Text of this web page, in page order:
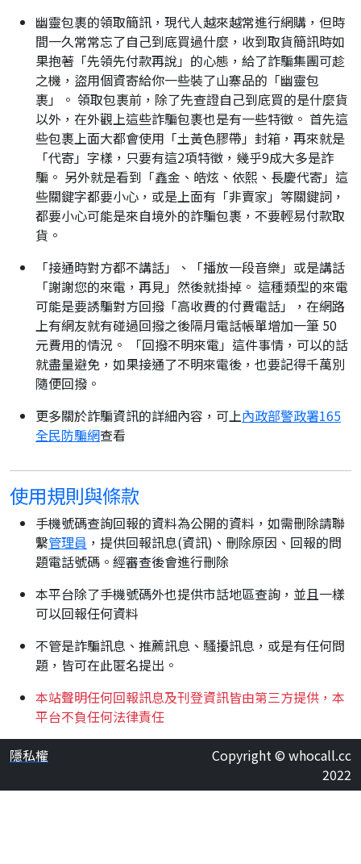
幽靈包裹的領取簡訊，現代人越來越常進行網購，但時
間一久常常忘了自己到底買過什麼，收到取貨簡訊時如
果抱著「先領先付款再說」的心態，給了詐騙集團可趁
之機，盜用個資寄給你一些裝了山寨品的「幽靈包
裹」。 領取包裹前，除了先查證自己到底買的是什麼貨
以外，在外觀上這些詐騙包裹也是有一些特徵。 首先這
些包裹上面大都會使用「土黃色膠帶」封箱，再來就是
「代寄」字樣，只要有這2項特徵，幾乎9成大多是詐
騙。 另外就是看到「鑫金、皓炫、依熙、長慶代寄」這
些關鍵字都要小心，或是上面有「非賣家」等關鍵詞，
都要小心可能是來自境外的詐騙包裹，不要輕易付款取
貨。
「接通時對方都不講話」、「播放一段音樂」或是講話
「謝謝您的來電，再見」然後就掛掉。 這種類型的來電
可能是要誘騙對方回撥「高收費的付費電話」，在網路
上有網友就有碰過回撥之後隔月電話帳單增加一筆 50
元費用的情況。 「回撥不明來電」這件事情，可以的話
就盡量避免，如果接通了不明來電後，也要記得千萬別
隨便回撥。
更多關於詐騙資訊的詳細內容，可上內政部警政署165
全民防騙網查看
使用規則與條款
手機號碼查詢回報的資料為公開的資料，如需刪除請聯
繫管理員 ，提供回報訊息(資訊)、刪除原因、回報的問
題電話號碼。經審查後會進行刪除
本平台除了手機號碼外也提供市話地區查詢，並且一樣
可以回報任何資料
不管是詐騙訊息、推薦訊息、騷擾訊息，或是有任何問
題，皆可在此匿名提出。
本站聲明任何回報訊息及刊登資訊皆由第三方提供，本
平台不負任何法律責任
隱私權
Copyright © whocall.cc
2022